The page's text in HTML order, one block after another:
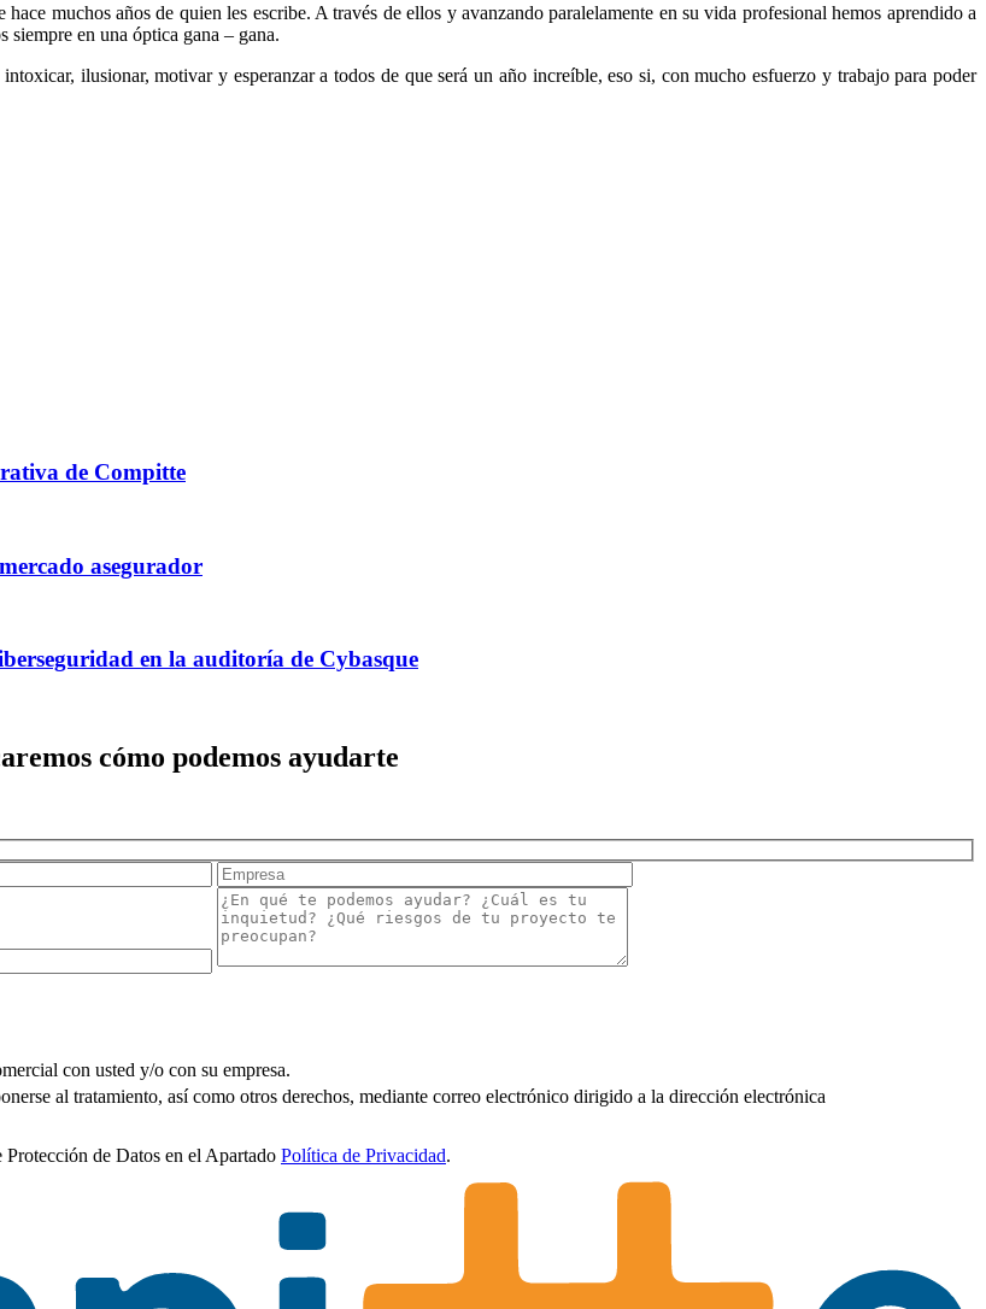
muchos años de quien les escribe. A través de ellos y avanzando paralelamente en su vida profesional hemos aprendido a
en una óptica gana – gana.
ilusionar, motivar y esperanzar a todos de que será un año increíble, eso si, con mucho esfuerzo y trabajo para poder
de Compitte
asegurador
en la auditoría de Cybasque
cómo podemos ayudarte
con usted y/o con su empresa.
al tratamiento, así como otros derechos, mediante correo electrónico dirigido a la dirección electrónica
de Datos en el Apartado Política de Privacidad.